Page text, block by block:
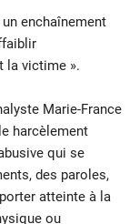
enchaînement
la victime ».
Marie-France
harcèlement
qui se
des paroles,
atteinte à la
ou